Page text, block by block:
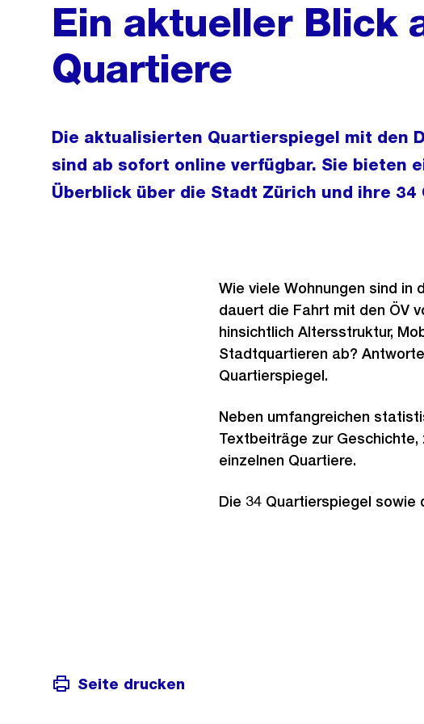
Ein aktueller Blick
Quartiere
Die aktualisierten Quartierspiegel mit den
sind ab sofort online verfügbar. Sie bieten
Überblick über die Stadt Zürich und ihre 34
Wie viele Wohnungen sind in
dauert die Fahrt mit den ÖV
hinsichtlich Altersstruktur,
Stadtquartieren ab?
Quartierspiegel.
Neben umfangreichen
Textbeiträge zur Geschichte,
einzelnen Quartiere.
Die 34 Quartierspiegel
Seite drucken